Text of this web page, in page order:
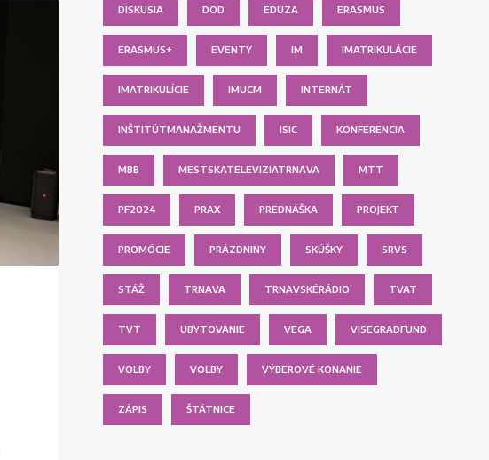
DISKUSIA DOD EDUZA ERASMUS
ERASMUS+ EVENTY IM IMATRIKULÁCIE
IMATRIKULÍCIE IMUCM INTERNÁT
INŠTITÚTMANAŽMENTU ISIC KONFERENCIA
MBB MESTSKATELEVIZIATRNAVA MTT
PF2024 PRAX PREDNÁŠKA PROJEKT
PROMÓCIE PRÁZDNINY SKÚŠKY SRVS
STÁŽ TRNAVA TRNAVSKÉRÁDIO TVAT
TVT UBYTOVANIE VEGA VISEGRADFUND
VOLBY VOĽBY VÝBEROVÉ KONANIE
ZÁPIS ŠTÁTNICE